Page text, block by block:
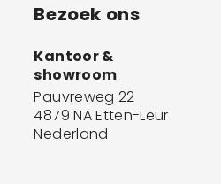
Bezoek ons
Kantoor &
showroom
Pauvreweg 22
4879 NA Etten-Leur
Nederland